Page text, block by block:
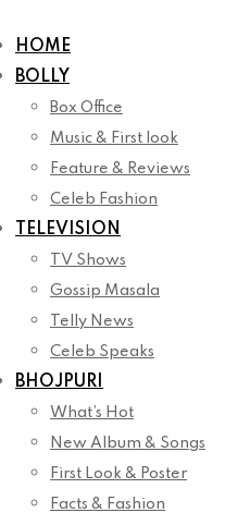
HOME
BOLLY
Box Office
Music & First look
Feature & Reviews
Celeb Fashion
TELEVISION
TV Shows
Gossip Masala
Telly News
Celeb Speaks
BHOJPURI
What’s Hot
New Album & Songs
First Look & Poster
Facts & Fashion